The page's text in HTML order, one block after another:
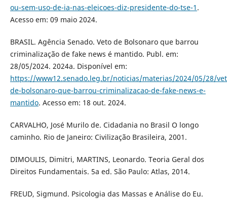
ou-sem-uso-de-ia-nas-eleicoes-diz-presidente-do-tse-1 .
Acesso em: 09 maio 2024.
BRASIL. Agência Senado. Veto de Bolsonaro que barrou
criminalização de fake news é mantido. Publ. em:
28/05/2024. 2024a. Disponível em:
https://www12.senado.leg.br/noticias/materias/2024/05/28/
de-bolsonaro-que-barrou-criminalizacao-de-fake-news-e-
mantido. Acesso em: 18 out. 2024.
CARVALHO, José Murilo de. Cidadania no Brasil O longo
caminho. Rio de Janeiro: Civilização Brasileira, 2001.
DIMOULIS, Dimitri, MARTINS, Leonardo. Teoria Geral dos
Direitos Fundamentais. 5a ed. São Paulo: Atlas, 2014.
FREUD, Sigmund. Psicologia das Massas e Análise do Eu.